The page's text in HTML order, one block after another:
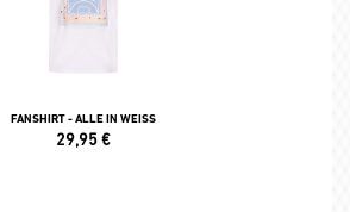
FANSHIRT - ALLE IN WEISS
29,95€